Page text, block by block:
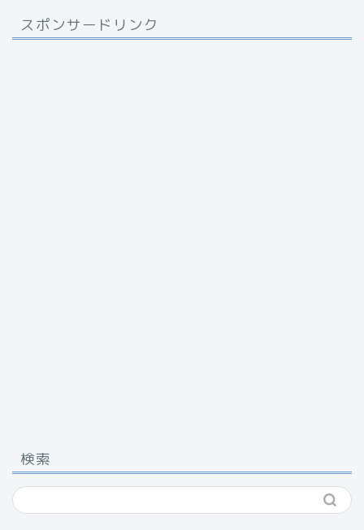
スポンサードリンク
検索